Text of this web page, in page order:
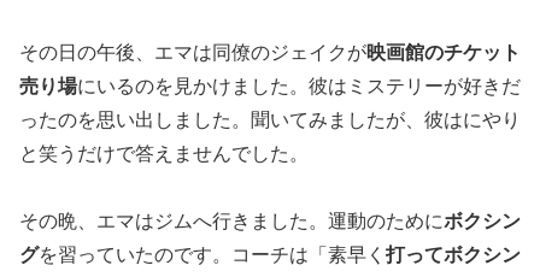
その日の午後、エマは同僚のジェイクが映画館のチケット
売り場にいるのを見かけました。彼はミステリーが好きだ
ったのを思い出しました。聞いてみましたが、彼はにやり
と笑うだけで答えませんでした。
その晩、エマはジムへ行きました。運動のためにボクシン
グを習っていたのです。コーチは「素早く 打ってボクシン